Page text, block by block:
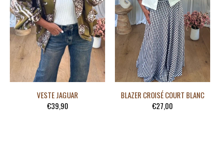
VESTE JAGUAR
€39,90
BLAZER CROISÉ COURT BLANC
€27,00